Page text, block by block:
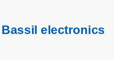
Bassil electronics